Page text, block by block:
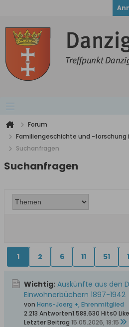
Forum
Familiengeschichte und -forschung
Suchanfragen
Suchanfragen
1 2 6 11 51
Wichtig: Auskünfte aus den
Einwohnerbüchern 1897-1942
von Hans-Joerg +, Ehrenmitglied
2.213 Antworten1.588.630 Hits0
Letzter Beitrag 15.05.2026, 18:15